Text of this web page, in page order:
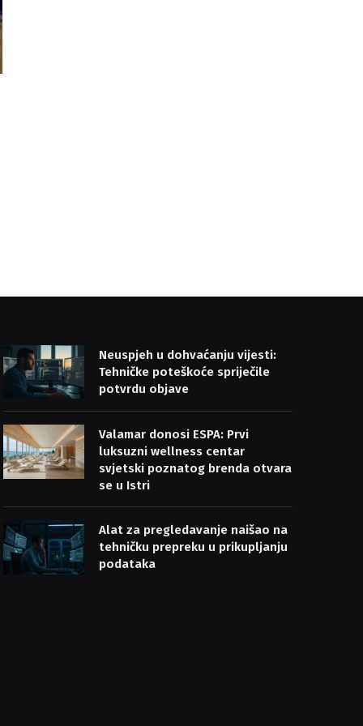
Neuspjeh u dohvaćanju vijesti:
Tehničke poteškoće spriječile
potvrdu objave
Valamar donosi ESPA: Prvi
luksuzni wellness centar
svjetski poznatog brenda otvara
se u Istri
Alat za pregledavanje naišao na
tehničku prepreku u prikupljanju
podataka